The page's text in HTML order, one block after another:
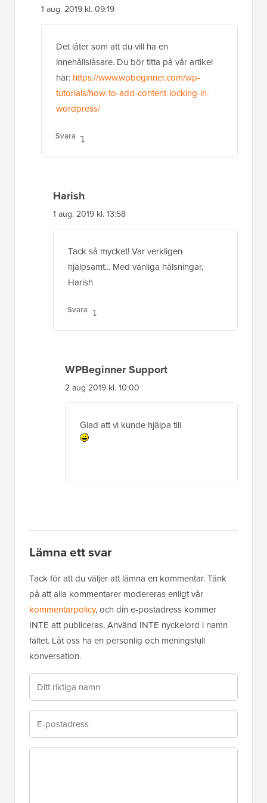
1 aug. 2019 kl. 09:19
Det låter som att du vill ha en
innehållslåsare. Du bör titta på vår artikel
här: https://www.wpbeginner.com/wp-
tutorials/how-to-add-content-locking-in-
wordpress/
Svara
Harish
1 aug. 2019 kl. 13:58
Tack så mycket! Var verkligen
hjälpsamt... Med vänliga hälsningar,
Harish
Svara
WPBeginner Support
2 aug 2019 kl. 10:00
Glad att vi kunde hjälpa till
Lämna ett svar
Tack för att du väljer att lämna en kommentar. Tänk
på att alla kommentarer modereras enligt vår
kommentarpolicy, och din e-postadress kommer
INTE att publiceras. Använd INTE nyckelord i namn
fältet. Låt oss ha en personlig och meningsfull
konversation.